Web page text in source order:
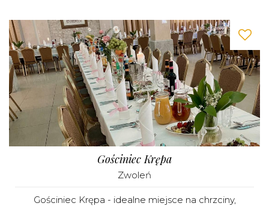
Gościniec Krępa
Zwoleń
Gościniec Krępa - idealne miejsce na chrzciny,